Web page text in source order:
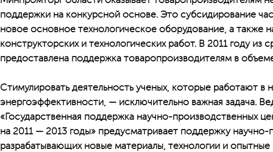
поддержки на конкурсной основе. Это субсидирование
новое основное технологическое оборудование, а также
конструкторских и технологических работ. В 2011 году из
предоставлена поддержка товаропроизводителям в
Стимулировать деятельность ученых, которые работают в
энергоэффективности, — исключительно важная задача.
«Государственная поддержка научно-производственных
на 2011 — 2013 годы» предусматривает поддержку
разрабатывающих новые материалы, технологии и